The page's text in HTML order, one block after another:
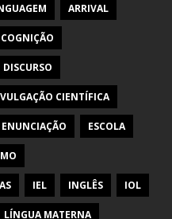
ARRIVAL
COGNIÇÃO
DISCURSO
CIENTÍFICA
ENUNCIAÇÃO ESCOLA
IEL INGLÊS IOL
LÍNGUA MATERNA